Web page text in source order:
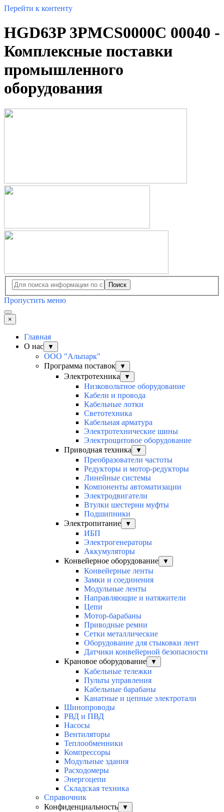
Перейти к контенту
HGD63P 3PMCS0000C 00040 -
Комплексные поставки
промышленного
оборудования
Поиск
Пропустить меню
×
Главная
О нас
▼
ООО "Альпарк"
Программа поставок
▼
Электротехника ▼
Низковольтное оборудование
Кабели и провода
Кабельные лотки
Светотехника
Кабельная арматура
Электротехнические шины
Электрощитовое оборудование
Приводная техника
▼
Преобразователи частоты
Редукторы и мотор-редукторы
Линейные системы
Компоненты автоматизации
Электродвигатели
Втулки шестерни муфты
Подшипники
Электропитание
▼
ИБП
Электрогенераторы
Аккумуляторы
Конвейерное оборудование
▼
Конвейерные ленты
Замки и соединения
Модульные ленты
Направляющие и натяжители
Цепи
Мотор-барабаны
Приводные ремни
Сетки металлические
Оборудование для стыковки лент
Датчики конвейерной безопасности
Крановое оборудование
▼
Кабельные тележки
Пульты управления
Кабельные барабаны
Канатные и цепные электротали
Шинопроводы
РВД и ПВД
Насосы
Вентиляторы
Теплообменники
Компрессоры
Модульные здания
Расходомеры
Энергоцепи
Складская техника
Справочник
Конфиденциальность
▼